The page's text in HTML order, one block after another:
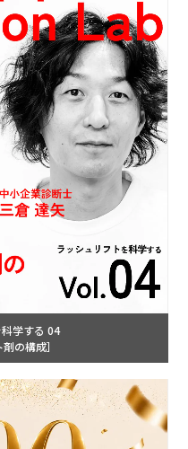
学する 04
の構成］